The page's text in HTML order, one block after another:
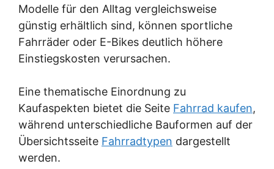
Modelle für den Alltag vergleichsweise
günstig erhältlich sind, können sportliche
Fahrräder oder E-Bikes deutlich höhere
Einstiegskosten verursachen.
Eine thematische Einordnung zu
Kaufaspekten bietet die Seite Fahrrad kaufen,
während unterschiedliche Bauformen auf der
Übersichtsseite Fahrradtypen dargestellt
werden.